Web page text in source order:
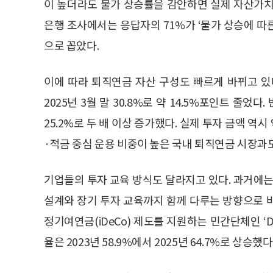
이 높더라도 물가 상승률을 감안하면 실제 자산가
은행 조사에서는 응답자의 71%가 ‘물가 상승에
으로 꼽았다.
이에 따라 퇴직연금 자산 구성도 빠르게 바뀌고
2025년 3월 말 30.8%로 약 14.5%포인트 줄었다.
25.2%로 두 배 이상 증가했다. 실제 투자 금액 역
·적금 중심 운용 비중이 높은 국내 퇴직연금 시장
기업들의 투자 교육 방식도 달라지고 있다. 과거에
설계와 장기 투자 교육까지 함께 다루는 방향으로
정기여연금(iDeCo) 제도를 지원하는 민간단체인
율은 2023년 58.9%에서 2025년 64.7%로 상승했